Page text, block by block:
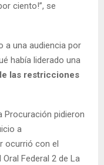
ciento!”, se
a una audiencia por
había liderado una
las restricciones
Procuración pidieron
a
ocurrió con el
Oral Federal 2 de La